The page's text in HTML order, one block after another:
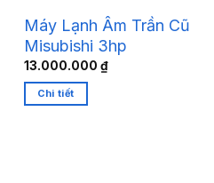
Máy Lạnh Âm Trần Cũ
Misubishi 3hp
13.000.000 ₫
Chi tiết